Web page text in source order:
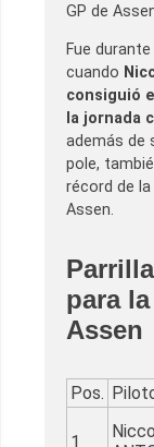
GP de
Fue
cuando
consiguió
la jornada
además de
pole,
récord de
Assen.
para
Assen
Pos.
1